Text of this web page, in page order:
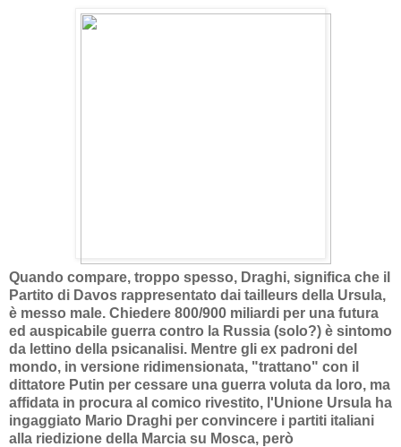
Quando compare, troppo spesso, Draghi, significa che il
Partito di Davos rappresentato dai tailleurs della Ursula,
è messo male. Chiedere 800/900 miliardi per una futura
ed auspicabile guerra contro la Russia (solo?) è sintomo
da lettino della psicanalisi. Mentre gli ex padroni del
mondo, in versione ridimensionata, "trattano" con il
dittatore Putin per cessare una guerra voluta da loro, ma
affidata in procura al comico rivestito, l'Unione Ursula ha
ingaggiato Mario Draghi per convincere i partiti italiani
alla riedizione della Marcia su Mosca, però